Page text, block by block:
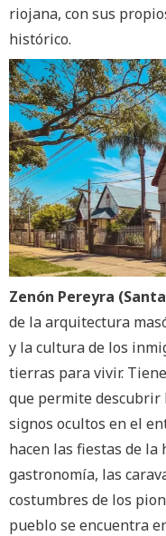
riojana, con sus
histórico.
Zenón Pereyra
de la arquitectura
y la cultura de los
tierras para vivir.
que permite descubrir
signos ocultos en el
hacen las fiestas de
gastronomía, las
costumbres de los
pueblo se encuentra